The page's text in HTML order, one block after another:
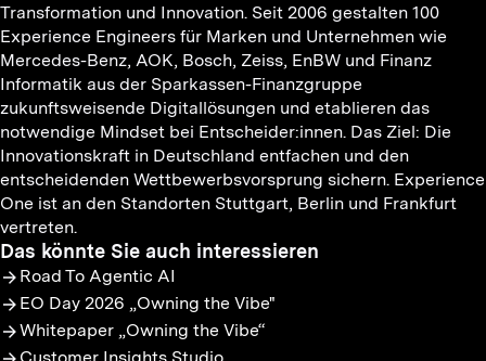
Transformation und Innovation. Seit 2006 gestalten 100
Experience Engineers für Marken und Unternehmen wie
Mercedes-Benz, AOK, Bosch, Zeiss, EnBW und Finanz
Informatik aus der Sparkassen-Finanzgruppe
zukunftsweisende Digitallösungen und etablieren das
notwendige Mindset bei Entscheider:innen. Das Ziel: Die
Innovationskraft in Deutschland entfachen und den
entscheidenden Wettbewerbsvorsprung sichern. Experience
One ist an den Standorten Stuttgart, Berlin und Frankfurt
vertreten.
Das könnte Sie auch interessieren
Road To Agentic AI
EO Day 2026 „Owning the Vibe"
Whitepaper „Owning the Vibe“
Customer Insights Studio